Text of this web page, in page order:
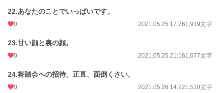
22.あなたのことでいっぱいです。
0 2021.05.25 17:261,919文字
23.甘い顔と裏の顔。
0 2021.05.25 21:161,677文字
24.舞踏会への招待。正直、面倒くさい。
0 2021.05.26 14:221,510文字